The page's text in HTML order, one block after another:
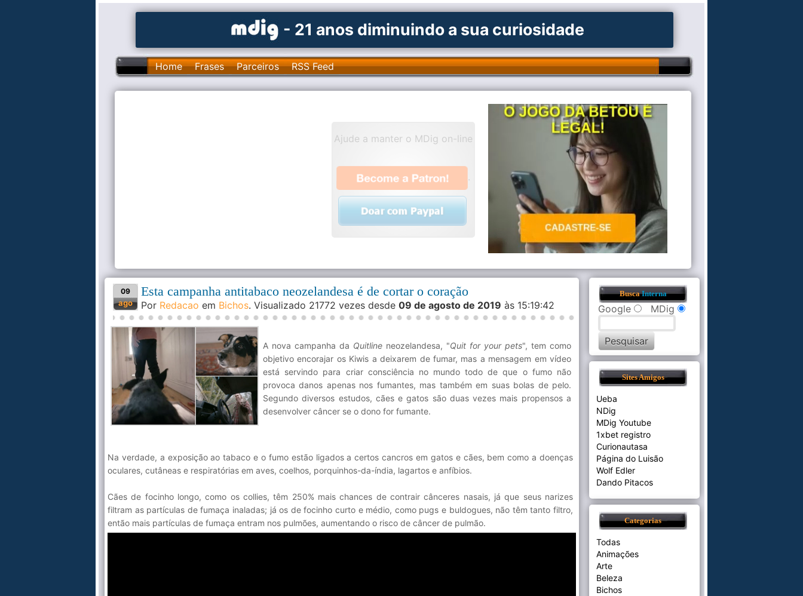
- 21 anos diminuindo a sua curiosidade
Home Frases Parceiros RSS Feed
Ajude a manter o MDig on-line
.
09
ago
Esta campanha antitabaco neozelandesa é de cortar o coração
Por Redacao em Bichos. Visualizado 21772 vezes desde 09 de agosto de 2019 às 15:19:42
A nova campanha da Quitline neozelandesa, "Quit for your pets", tem como
objetivo encorajar os Kiwis a deixarem de fumar, mas a mensagem em vídeo
está servindo para criar consciência no mundo todo de que o fumo não
provoca danos apenas nos fumantes, mas também em suas bolas de pelo.
Segundo diversos estudos, cães e gatos são duas vezes mais propensos a
desenvolver câncer se o dono for fumante.
Na verdade, a exposição ao tabaco e o fumo estão ligados a certos cancros em gatos e cães, bem como a doenças
oculares, cutâneas e respiratórias em aves, coelhos, porquinhos-da-índia, lagartos e anfíbios.
Cães de focinho longo, como os collies, têm 250% mais chances de contrair cânceres nasais, já que seus narizes
filtram as partículas de fumaça inaladas; já os de focinho curto e médio, como pugs e buldogues, não têm tanto filtro,
então mais partículas de fumaça entram nos pulmões, aumentando o risco de câncer de pulmão.
BuscaInterna
Google MDig
Sites Amigos
Ueba
NDig
MDig Youtube
1xbet registro
Curionautasa
Página do Luisão
Wolf Edler
Dando Pitacos
Categorias
Todas
Animações
Arte
Beleza
Bichos